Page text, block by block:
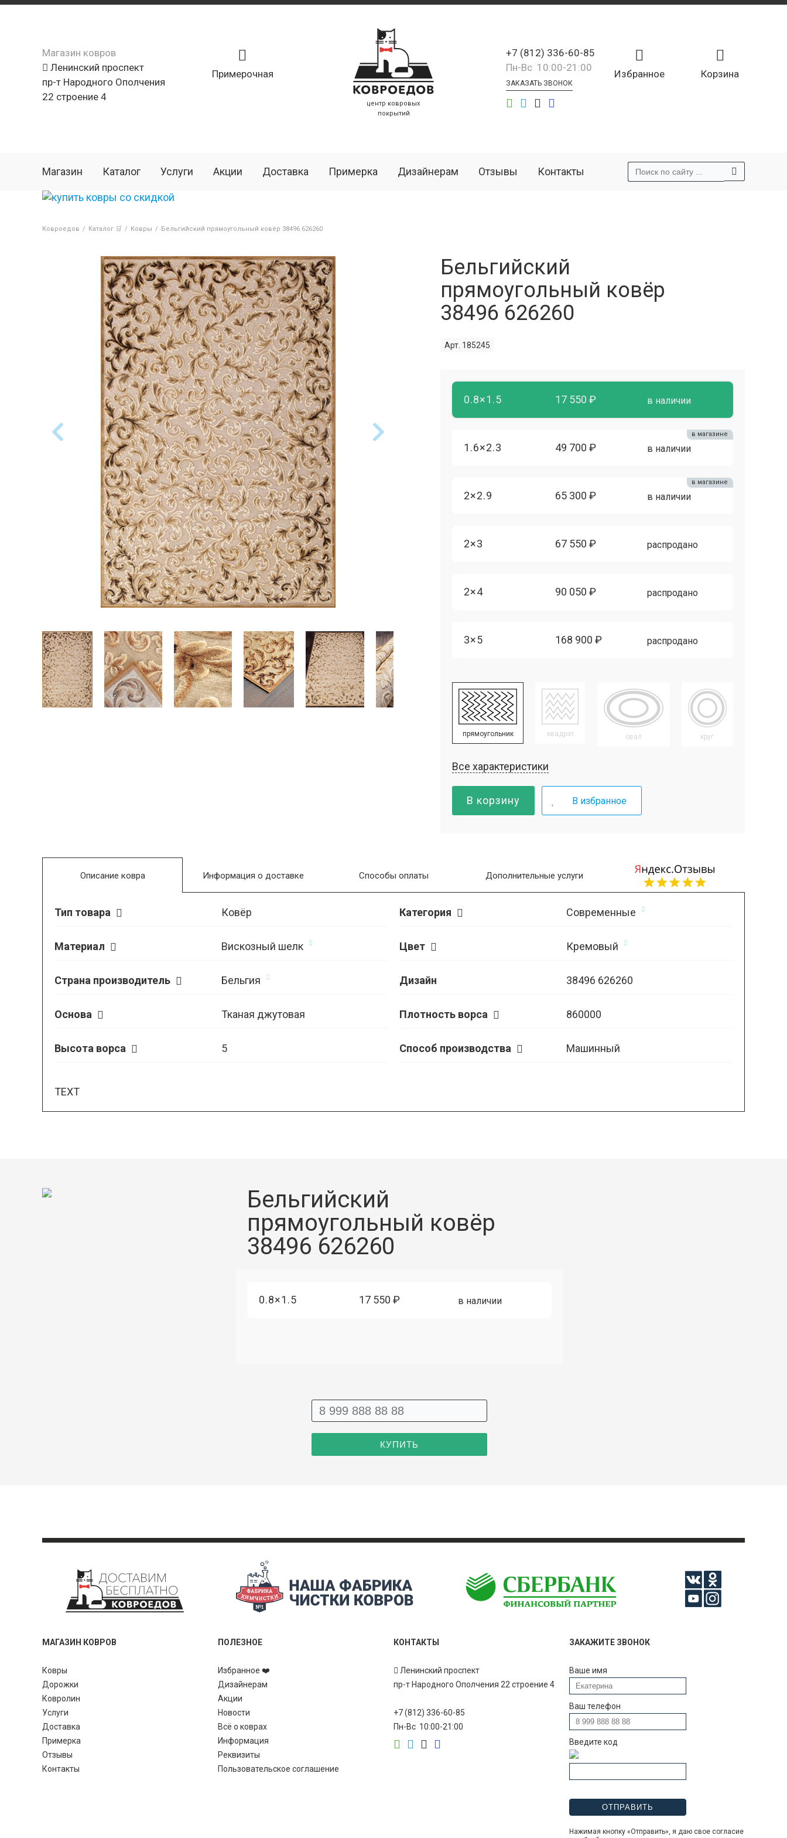
Магазин ковров
Ленинский проспект
пр-т Народного Ополчения
22 строение 4
Примерочная
центр ковровых
покрытий
Корзина
Избранное
+7 (812) 336-60-85
Пн-Вс 10:00-21:00
ЗАКАЗАТЬ ЗВОНОК
Магазин Каталог Услуги Акции Доставка Примерка Дизайнерам Отзывы Контакты
Ковроедов / Каталог 🛒 / Ковры / Бельгийский прямоугольный ковёр 38496 626260
Бельгийский
прямоугольный ковёр
38496 626260
Арт. 185245
0.8×1.5 17 550 ₽ в наличии
1.6×2.3 49 700 ₽ в наличии
в магазине
2×2.9 65 300 ₽ в наличии
в магазине
2×3 67 550 ₽ распродано
2×4 90 050 ₽ распродано
3×5 168 900 ₽ распродано
прямоугольник квадрат овал круг
Все характеристики
В корзину В избранное
Описание ковра
Тип товара Ковёр Категория Современные
Материал Вискозный шелк Цвет Кремовый
Страна производитель Бельгия Дизайн 38496 626260
Основа Тканая джутовая Плотность ворса 860000
Высота ворса 5 Способ производства Машинный
TEXT
Информация о доставке Способы оплаты Дополнительные услуги
Бельгийский
прямоугольный ковёр
38496 626260
0.8×1.5 17 550 ₽ в наличии
МАГАЗИН КОВРОВ
Ковры
Дорожки
Ковролин
Услуги
Доставка
Примерка
Отзывы
Контакты
ПОЛЕЗНОЕ
Избранное ❤️
Дизайнерам
Акции
Новости
Всё о коврах
Информация
Реквизиты
Пользовательское соглашение
КОНТАКТЫ
Ленинский проспект
пр-т Народного Ополчения 22 строение 4
+7 (812) 336-60-85
Пн-Вс 10:00-21:00
ЗАКАЖИТЕ ЗВОНОК
Ваше имя
Ваш телефон
Введите код
Нажимая кнопку «Отправить», я даю свое согласие